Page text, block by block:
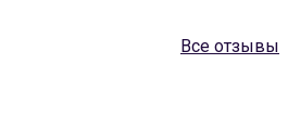
Все отзывы